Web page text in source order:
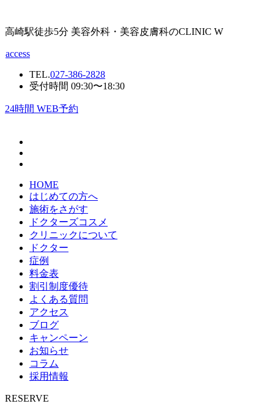
高崎駅徒歩5分 美容外科・美容皮膚科のCLINIC W
access
TEL.027-386-2828
受付時間 09:30〜18:30
24時間 WEB予約
HOME
はじめての方へ
施術をさがす
ドクターズコスメ
クリニックについて
ドクター
症例
料金表
割引制度優待
よくある質問
アクセス
ブログ
キャンペーン
お知らせ
コラム
採用情報
RESERVE